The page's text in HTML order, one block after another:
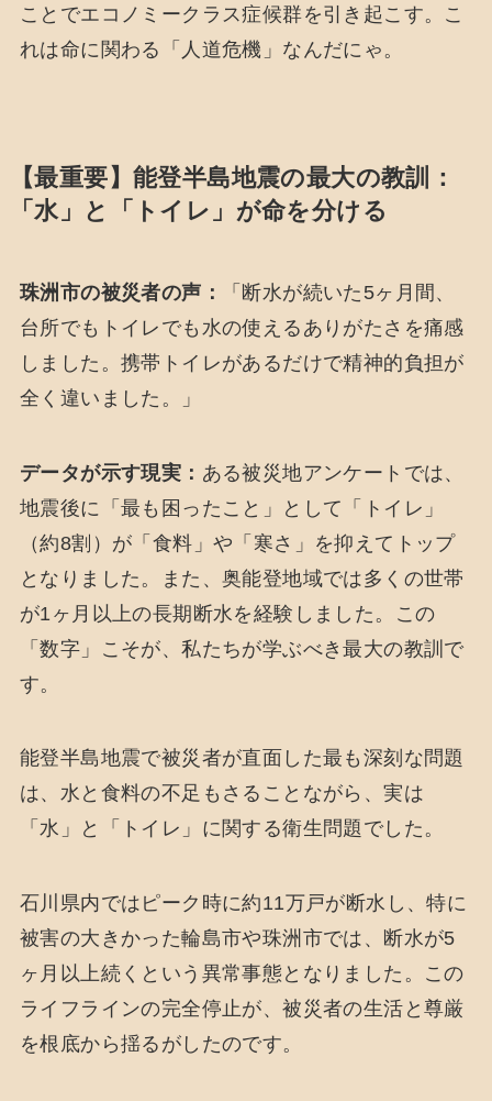
ことでエコノミークラス症候群を引き起こす。こ
れは命に関わる「人道危機」なんだにゃ。
【最重要】能登半島地震の最大の教訓：
「水」と「トイレ」が命を分ける
珠洲市の被災者の声：
「断水が続いた5ヶ月間、
台所でもトイレでも水の使えるありがたさを痛感
しました。携帯トイレがあるだけで精神的負担が
全く違いました。」
データが示す現実： ある被災地アンケートでは、
地震後に「最も困ったこと」として「トイレ」
（約8割）が「食料」や「寒さ」を抑えてトップ
となりました。また、奥能登地域では多くの世帯
が1ヶ月以上の長期断水を経験しました。この
「数字」こそが、私たちが学ぶべき最大の教訓で
す。
能登半島地震で被災者が直面した最も深刻な問題
は、水と食料の不足もさることながら、実は
「水」と「トイレ」に関する衛生問題でした。
石川県内ではピーク時に約11万戸が断水し、特に
被害の大きかった輪島市や珠洲市では、断水が5
ヶ月以上続くという異常事態となりました。この
ライフラインの完全停止が、被災者の生活と尊厳
を根底から揺るがしたのです。